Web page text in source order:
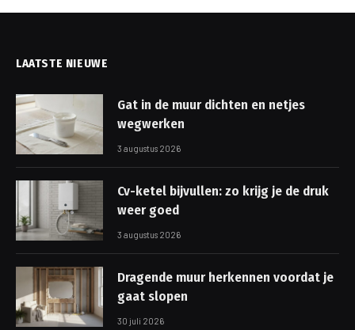
LAATSTE NIEUWE
Gat in de muur dichten en netjes
wegwerken
3 augustus 2026
Cv-ketel bijvullen: zo krijg je de druk
weer goed
3 augustus 2026
Dragende muur herkennen voordat je
gaat slopen
30 juli 2026